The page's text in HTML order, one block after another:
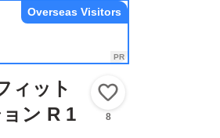
Overseas Visitors
ィット
ン R 1
8